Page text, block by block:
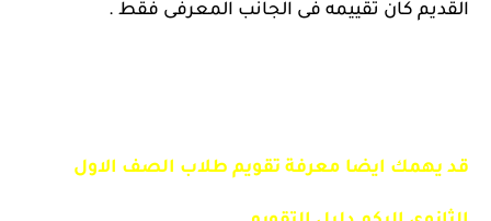
القديم كان تقييمه فى الجانب المعرفى فقط .
قد يهمك ايضا معرفة تقويم طلاب الصف الاول